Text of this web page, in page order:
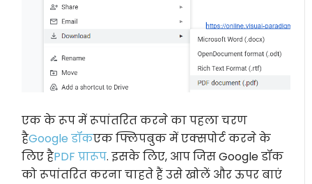
एक के रूप में रूपांतरित करने का पहला चरण
हैGoogle डॉकएक फ्लिपबुक में एक्सपोर्ट करने के
लिए हैPDF प्रारूप. इसके लिए, आप जिस Google डॉक
को रूपांतरित करना चाहते हैं उसे खोलें और ऊपर बाएं